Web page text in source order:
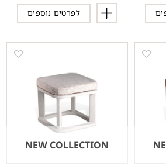
לפרטים נוספים
NEW COLLECTION